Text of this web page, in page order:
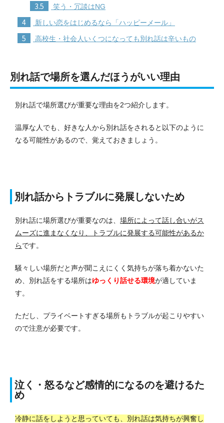
3.5 笑う・冗談はNG
4 新しい恋をはじめるなら「ハッピーメール」
5 高校生・社会人いくつになっても別れ話は辛いもの
別れ話で場所を選んだほうがいい理由
別れ話で場所選びが重要な理由を2つ紹介します。
温厚な人でも、好きな人から別れ話をされると以下のように
なる可能性があるので、覚えておきましょう。
別れ話からトラブルに発展しないため
別れ話に場所選びが重要なのは、 場所によって話し合いがス
ムーズに進まなくなり、トラブルに発展する可能性があるか
らです。
騒々しい場所だと声が聞こえにくく気持ちが落ち着かないた
め、別れ話をする場所はゆっくり話せる環境が適していま
す。
ただし、プライベートすぎる場所もトラブルが起こりやすい
ので注意が必要です。
泣く・怒るなど感情的になるのを避けるた
め
冷静に話をしようと思っていても、別れ話は気持ちが興奮し